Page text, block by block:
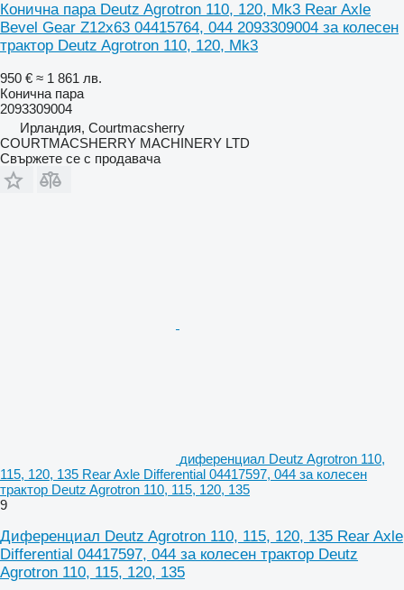
Конична пара Deutz Agrotron 110, 120, Mk3 Rear Axle
Bevel Gear Z12x63 04415764, 044 2093309004 за колесен
трактор Deutz Agrotron 110, 120, Mk3
950 € ≈ 1 861 лв.
Конична пара
2093309004
Ирландия, Courtmacsherry
COURTMACSHERRY MACHINERY LTD
Свържете се с продавача
диференциал Deutz Agrotron 110,
115, 120, 135 Rear Axle Differential 04417597, 044 за колесен
трактор Deutz Agrotron 110, 115, 120, 135
9
Диференциал Deutz Agrotron 110, 115, 120, 135 Rear Axle
Differential 04417597, 044 за колесен трактор Deutz
Agrotron 110, 115, 120, 135